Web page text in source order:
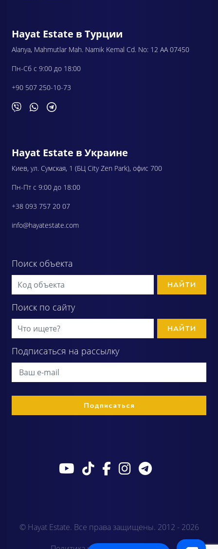
Hayat Estate в Турции
Alanya, Mahmutlar Mah. Namik Kemal Cd. No: 12 AA 07450
Пн-Сб с 9:00 до 18:00
+90 507 250-10-73
Hayat Estate в Украине
Киев, ул. Сумская, 1 (БЦ City Zen Park), офис 700
Пн-Пт с 9:00 до 18:00
+38 093 757 20 07
info@hayatestate.com
Поиск объекта
НАЙТИ
Поиск по сайту
НАЙТИ
Подписаться на рассылку
© Hayat Estate. Все права защищены. 2012 - 2026